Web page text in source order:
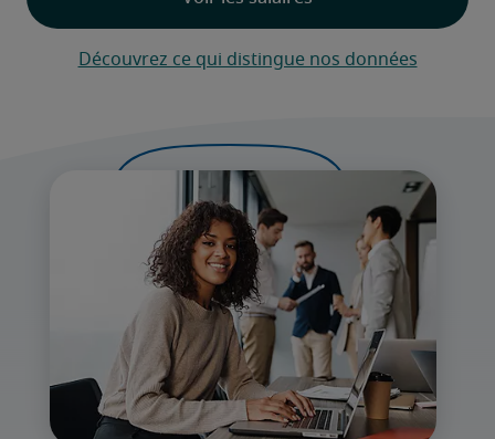
Découvrez ce qui distingue nos données